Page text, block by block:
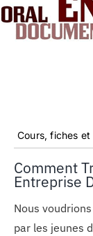
Cours, fiches
Comment
Entreprise
Nous
par les jeunes